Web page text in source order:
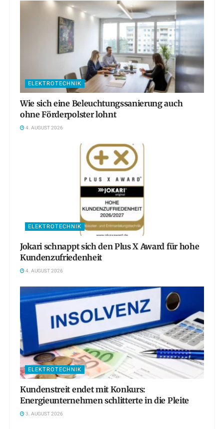
ELEKTROTECHNIK
Wie sich eine Beleuchtungssanierung auch
ohne Förderpolster lohnt
4. AUGUST 2026
ELEKTROTECHNIK
Jokari schnappt sich den Plus X Award für hohe
Kundenzufriedenheit
4. AUGUST 2026
ELEKTROTECHNIK
Kundenstreit endet mit Konkurs:
Energieunternehmen schlitterte in die Pleite
3. AUGUST 2026